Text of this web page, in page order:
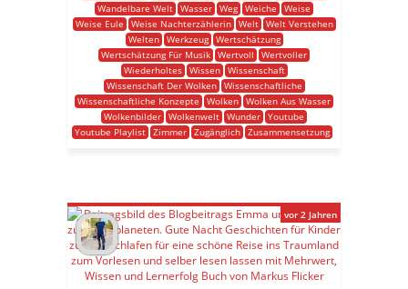
Wandelbare Welt Wasser Weg Weiche
Weise
Weise Eule
Weise Nachterzählerin Welt
Welt Verstehen
Welten
Werkzeug
Wertschätzung
Wertschätzung Für Musik Wertvoll
Wertvoller
Wiederholtes
Wissen
Wissenschaft
Wissenschaft Der Wolken
Wissenschaftliche
Wissenschaftliche Konzepte
Wolken Wolken Aus Wasser
Wolkenbilder Wolkenwelt Wunder Youtube
Youtube Playlist
Zimmer Zugänglich Zusammensetzung
vor 2 Jahren